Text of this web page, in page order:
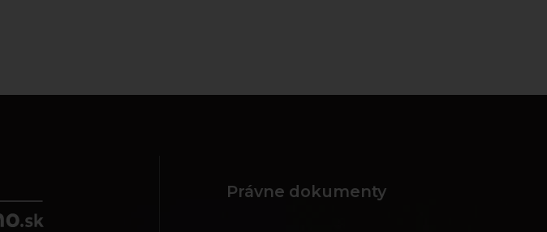
Právne dokumenty